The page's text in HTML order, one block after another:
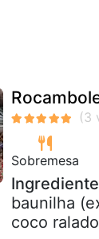
Sobremesa
baunilha
coco